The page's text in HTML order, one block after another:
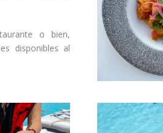
o bien,
disponibles al